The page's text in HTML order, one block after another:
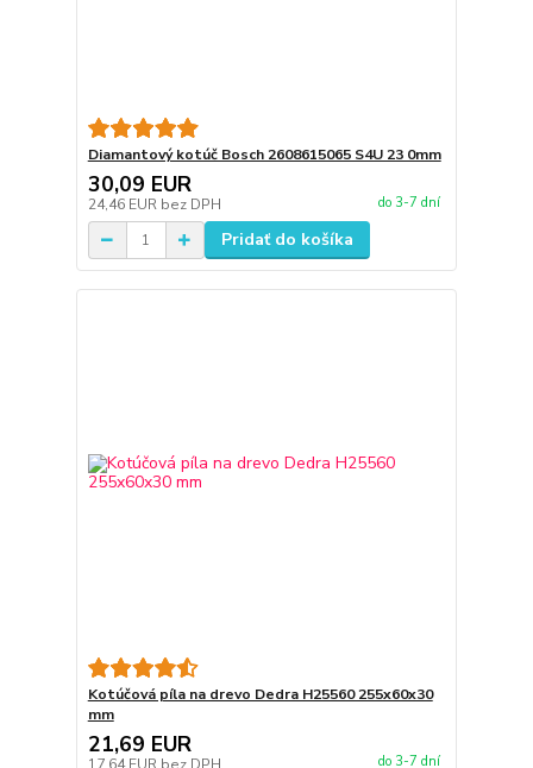
Diamantový kotúč Bosch 2608615065 S4U 23 0mm
30,09 EUR
24,46 EUR bez DPH do 3-7 dní
Pridať do košíka
Kotúčová píla na drevo Dedra H25560 255x60x30
mm
21,69 EUR
do 3-7 dní